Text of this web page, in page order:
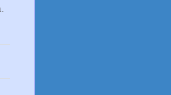
בנושאים חברתיים, פוליטיים, כלכליים וסוציולוגיים.